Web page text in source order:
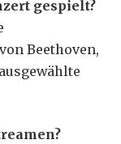
gespielt?
Beethoven,